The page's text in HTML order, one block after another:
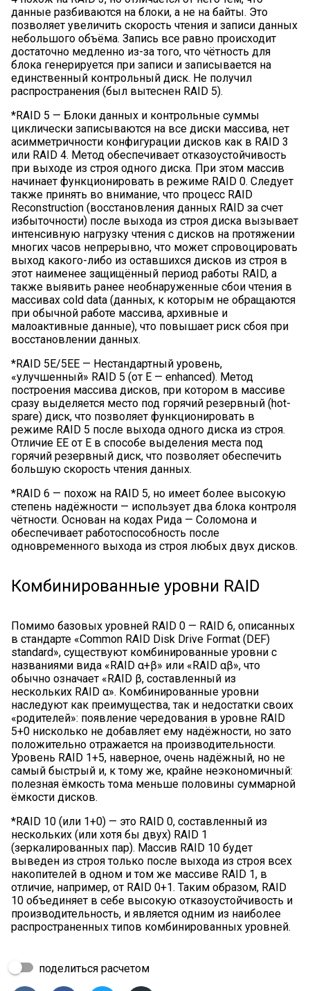
данные разбиваются на блоки, а не на байты. Это
позволяет увеличить скорость чтения и записи данных
небольшого объёма. Запись все равно происходит
достаточно медленно из-за того, что чётность для
блока генерируется при записи и записывается на
единственный контрольный диск. Не получил
распространения (был вытеснен RAID 5).
*RAID 5 — Блоки данных и контрольные суммы
циклически записываются на все диски массива, нет
асимметричности конфигурации дисков как в RAID 3
или RAID 4. Метод обеспечивает отказоустойчивость
при выходе из строя одного диска. При этом массив
начинает функционировать в режиме RAID 0. Следует
также принять во внимание, что процесс RAID
Reconstruction (восстановления данных RAID за счет
избыточности) после выхода из строя диска вызывает
интенсивную нагрузку чтения с дисков на протяжении
многих часов непрерывно, что может спровоцировать
выход какого-либо из оставшихся дисков из строя в
этот наименее защищённый период работы RAID, а
также выявить ранее необнаруженные сбои чтения в
массивах cold data (данных, к которым не обращаются
при обычной работе массива, архивные и
малоактивные данные), что повышает риск сбоя при
восстановлении данных.
*RAID 5E/5EE — Нестандартный уровень,
«улучшенный» RAID 5 (от E — enhanced). Метод
построения массива дисков, при котором в массиве
сразу выделяется место под горячий резервный (hot-
spare) диск, что позволяет функционировать в
режиме RAID 5 после выхода одного диска из строя.
Отличие EE от E в способе выделения места под
горячий резервный диск, что позволяет обеспечить
большую скорость чтения данных.
*RAID 6 — похож на RAID 5, но имеет более высокую
степень надёжности — использует два блока контроля
чётности. Основан на кодах Рида — Соломона и
обеспечивает работоспособность после
одновременного выхода из строя любых двух дисков.
Комбинированные уровни RAID
Помимо базовых уровней RAID 0 — RAID 6, описанных
в стандарте «Common RAID Disk Drive Format (DEF)
standard», существуют комбинированные уровни с
названиями вида «RAID α+β» или «RAID αβ», что
обычно означает «RAID β, составленный из
нескольких RAID α». Комбинированные уровни
наследуют как преимущества, так и недостатки своих
«родителей»: появление чередования в уровне RAID
5+0 нисколько не добавляет ему надёжности, но зато
положительно отражается на производительности.
Уровень RAID 1+5, наверное, очень надёжный, но не
самый быстрый и, к тому же, крайне неэкономичный:
полезная ёмкость тома меньше половины суммарной
ёмкости дисков.
*RAID 10 (или 1+0) — это RAID 0, составленный из
нескольких (или хотя бы двух) RAID 1
(зеркалированных пар). Массив RAID 10 будет
выведен из строя только после выхода из строя всех
накопителей в одном и том же массиве RAID 1, в
отличие, например, от RAID 0+1. Таким образом, RAID
10 объединяет в себе высокую отказоустойчивость и
производительность, и является одним из наиболее
распространенных типов комбинированных уровней.
поделиться расчетом